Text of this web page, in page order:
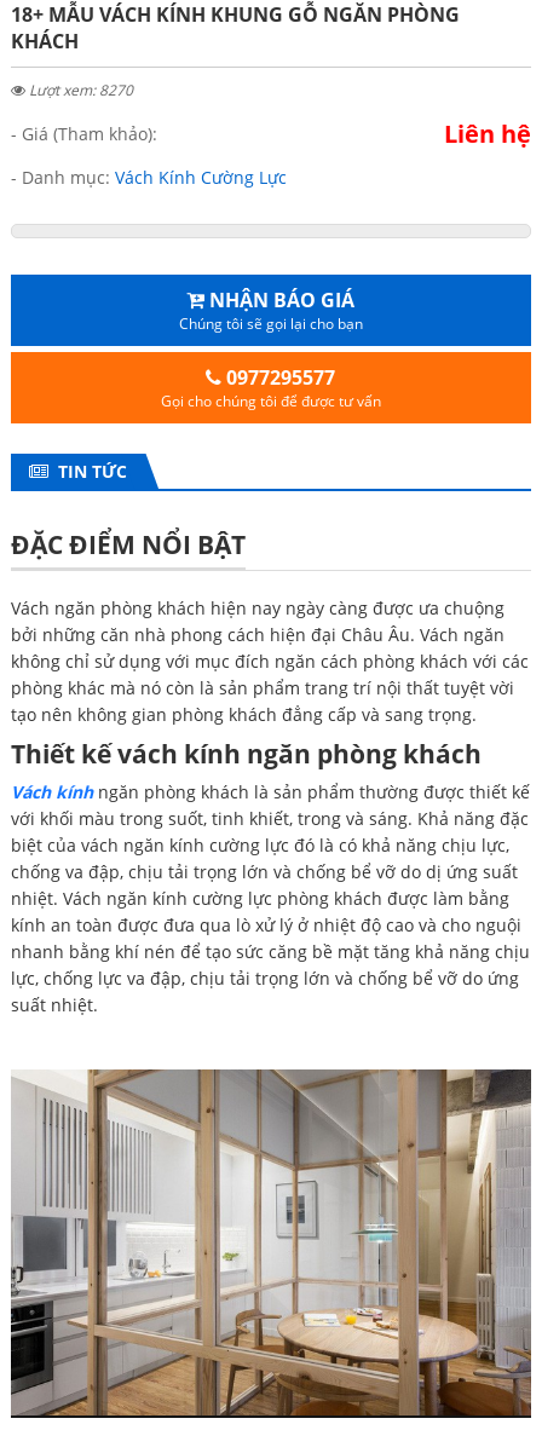
18+ MẪU VÁCH KÍNH KHUNG GỖ NGĂN PHÒNG
KHÁCH
Lượt xem: 8270
- Giá (Tham khảo): Liên hệ
- Danh mục: Vách Kính Cường Lực
NHẬN BÁO GIÁ
Chúng tôi sẽ gọi lại cho bạn
0977295577
Gọi cho chúng tôi để được tư vấn
TIN TỨC
ĐẶC ĐIỂM NỔI BẬT
Vách ngăn phòng khách hiện nay ngày càng được ưa chuộng
bởi những căn nhà phong cách hiện đại Châu Âu. Vách ngăn
không chỉ sử dụng với mục đích ngăn cách phòng khách với các
phòng khác mà nó còn là sản phẩm trang trí nội thất tuyệt vời
tạo nên không gian phòng khách đẳng cấp và sang trọng.
Thiết kế vách kính ngăn phòng khách
Vách kínhngăn phòng khách là sản phẩm thường được thiết kế
với khối màu trong suốt, tinh khiết, trong và sáng. Khả năng đặc
biệt của vách ngăn kính cường lực đó là có khả năng chịu lực,
chống va đập, chịu tải trọng lớn và chống bể vỡ do dị ứng suất
nhiệt. Vách ngăn kính cường lực phòng khách được làm bằng
kính an toàn được đưa qua lò xử lý ở nhiệt độ cao và cho nguội
nhanh bằng khí nén để tạo sức căng bề mặt tăng khả năng chịu
lực, chống lực va đập, chịu tải trọng lớn và chống bể vỡ do ứng
suất nhiệt.